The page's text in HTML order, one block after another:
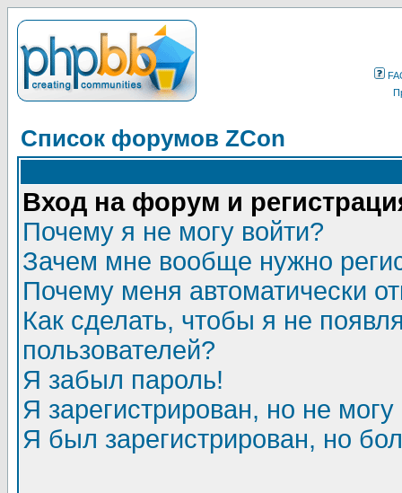
Список форумов ZCon
Вход на форум и
Почему я не могу войти?
Зачем мне вообще нужно
Почему меня автоматически
Как сделать, чтобы я не
пользователей?
Я забыл пароль!
Я зарегистрирован, но не могу
Я был зарегистрирован, но